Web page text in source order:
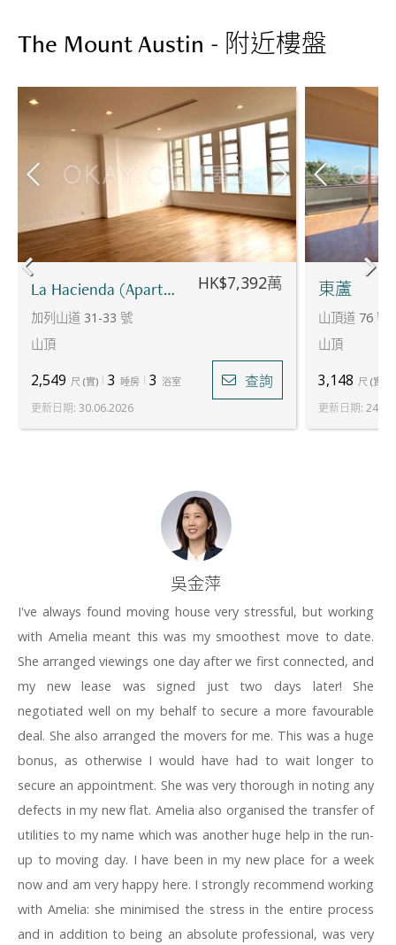
The Mount Austin - 附近樓盤
La Hacienda (Apartments) - B座
加列山道 31-33 號
山頂
HK$7,392萬
2,549 尺 (實) 3 睡房 3 浴室 查詢
更新日期: 30.06.2026
東蘆
山頂道 76 號
山頂
3,148 尺 (實
更新日期:
吳金萍
I've always found moving house very stressful, but working
with Amelia meant this was my smoothest move to date.
She arranged viewings one day after we first connected, and
my new lease was signed just two days later! She
negotiated well on my behalf to secure a more favourable
deal. She also arranged the movers for me. This was a huge
bonus, as otherwise I would have had to wait longer to
secure an appointment. She was very thorough in noting any
defects in my new flat. Amelia also organised the transfer of
utilities to my name which was another huge help in the run-
up to moving day. I have been in my new place for a week
now and am very happy here. I strongly recommend working
with Amelia: she minimised the stress in the entire process
and in addition to being an absolute professional, was very